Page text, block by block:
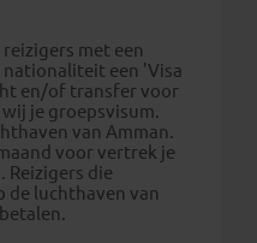
met een
nationaliteit een 'Visa
en/of transfer voor
je groepsvisum.
van Amman.
voor vertrek je
Reizigers die
de luchthaven van